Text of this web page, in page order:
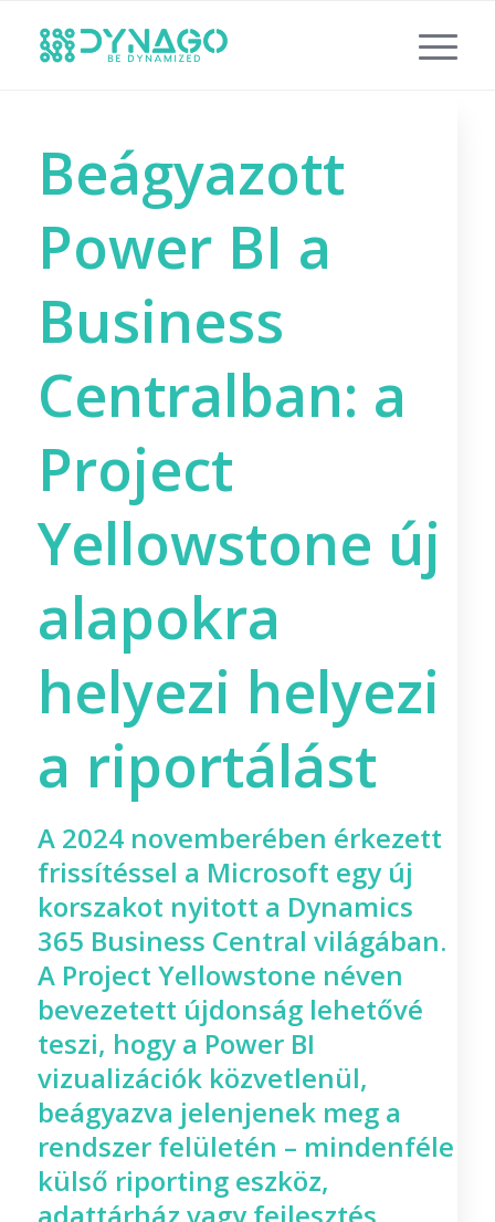
Beágyazott
Power BI a
Business
Centralban: a
Project
Yellowstone új
alapokra
helyezi helyezi
a riportálást
A 2024 novemberében érkezett
frissítéssel a Microsoft egy új
korszakot nyitott a Dynamics
365 Business Central világában.
A Project Yellowstone néven
bevezetett újdonság lehetővé
teszi, hogy a Power BI
vizualizációk közvetlenül,
beágyazva jelenjenek meg a
rendszer felületén – mindenféle
külső riporting eszköz,